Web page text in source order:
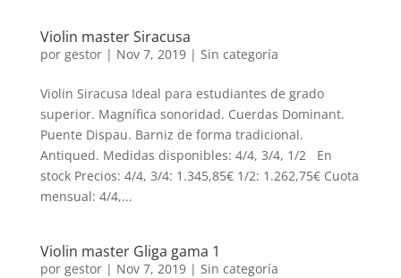
Violin master Siracusa
por gestor| Nov 7, 2019| Sin categoría
Violin Siracusa Ideal para estudiantes de grado
superior. Magnífica sonoridad. Cuerdas Dominant.
Puente Dispau. Barniz de forma tradicional.
Antiqued. Medidas disponibles: 4/4, 3/4, 1/2 En
stock Precios: 4/4, 3/4: 1.345,85€ 1/2: 1.262,75€ Cuota
mensual: 4/4,...
Violin master Gliga gama 1
por gestor| Nov 7, 2019| Sin categoría